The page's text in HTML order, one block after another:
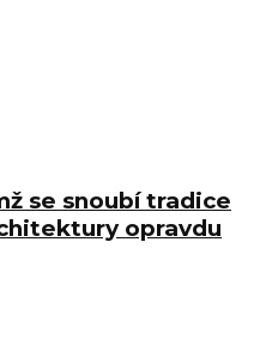
se snoubí tradice
opravdu